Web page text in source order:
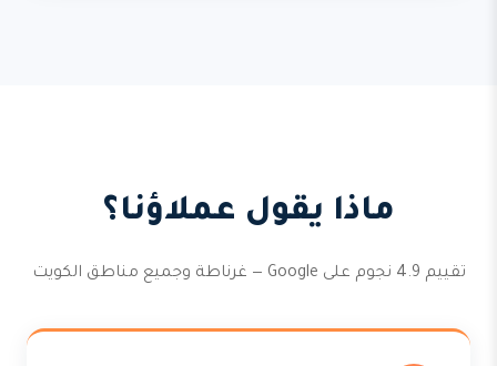
ماذا يقول عملاؤنا؟
تقييم 4.9 نجوم على Google — غرناطة وجميع مناطق الكويت